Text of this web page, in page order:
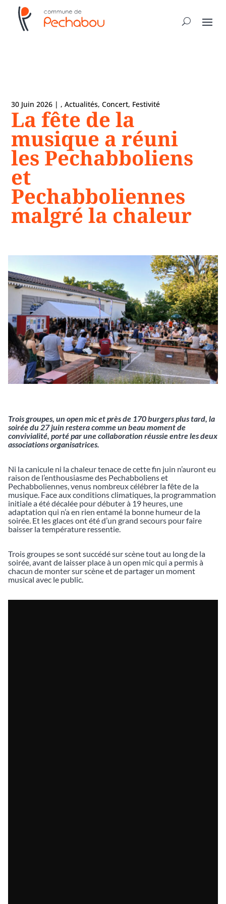
30 Juin 2026 | ,Actualités,Concert, Festivité
La fête de la
musique a réuni
les Pechabboliens
et
Pechabboliennes
malgré la chaleur
Trois groupes, un open mic et près de 170 burgers plus tard, la
soirée du 27 juin restera comme un beau moment de
convivialité, porté par une collaboration réussie entre les deux
associations organisatrices.
Ni la canicule ni la chaleur tenace de cette fin juin n’auront eu
raison de l’enthousiasme des Pechabboliens et
Pechabboliennes, venus nombreux célébrer la fête de la
musique. Face aux conditions climatiques, la programmation
initiale a été décalée pour débuter à 19 heures, une
adaptation qui n’a en rien entamé la bonne humeur de la
soirée. Et les glaces ont été d’un grand secours pour faire
baisser la température ressentie.
Trois groupes se sont succédé sur scène tout au long de la
soirée, avant de laisser place à un open mic qui a permis à
chacun de monter sur scène et de partager un moment
musical avec le public.